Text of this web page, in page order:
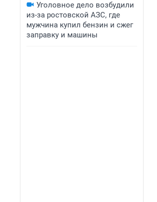
Уголовное дело возбудили
из-за ростовской АЗС, где
мужчина купил бензин и сжег
заправку и машины